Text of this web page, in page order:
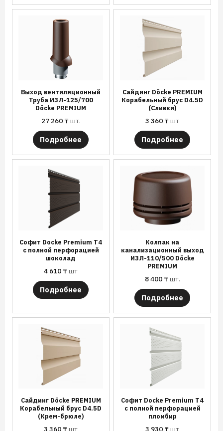
Выход вентиляционный
Труба ИЗЛ-125/700
Döcke PREMIUM
27 260 ₸шт.
Подробнее
Сайдинг Döcke PREMIUM
Корабельный брус D4.5D
(Сливки)
3 360 ₸шт
Подробнее
Софит Docke Premium T4
с полной перфорацией
шоколад
4 610 ₸шт
Подробнее
Колпак на
канализационный выход
ИЗЛ-110/500 Döcke
PREMIUM
8 400 ₸шт.
Подробнее
Сайдинг Döcke PREMIUM
Корабельный брус D4.5D
(Крем-брюле)
3 360 ₸шт
Софит Docke Premium T4
с полной перфорацией
пломбир
3 930 ₸шт